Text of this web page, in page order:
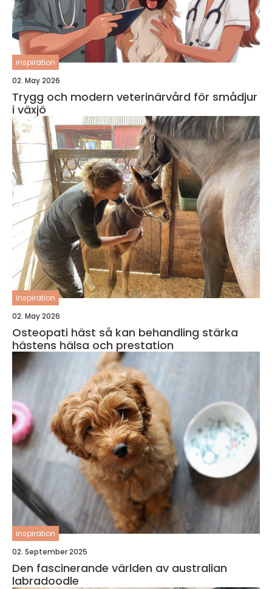
inspiration
02. May 2026
Trygg och modern veterinärvård för smådjur
i växjö
inspiration
02. May 2026
Osteopati häst så kan behandling stärka
hästens hälsa och prestation
inspiration
02. September 2025
Den fascinerande världen av australian
labradoodle